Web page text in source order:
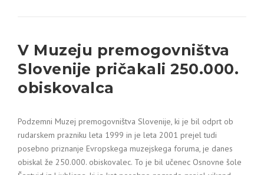
V Muzeju premogovništva
Slovenije pričakali 250.000.
obiskovalca
Podzemni Muzej premogovništva Slovenije, ki je bil odprt ob
rudarskem prazniku leta 1999 in je leta 2001 prejel tudi
posebno priznanje Evropskega muzejskega foruma, je danes
obiskal že 250.000. obiskovalec. To je bil učenec Osnovne šole